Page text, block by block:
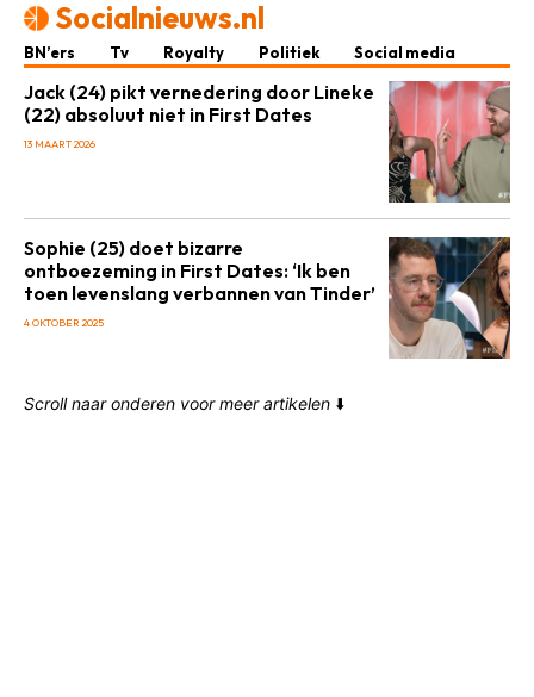
Socialnieuws.nl
BN’ers Tv Royalty Politiek Social media
Jack (24) pikt vernedering door Lineke
(22) absoluut niet in First Dates
13 MAART 2026
Sophie (25) doet bizarre
ontboezeming in First Dates: ‘Ik ben
toen levenslang verbannen van Tinder’
4 OKTOBER 2025
Scroll naar onderen voor meer artikelen ⬇️